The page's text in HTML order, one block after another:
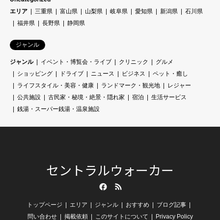
エリア
三重県 富山県 山梨県 岐阜県 愛知県 新潟県
石川県
福井県
長野県 静岡県
ジャンル
ジャンル イベント・博覧会・ライブ クリニック
グルメ
ショッピング
ドライブ ニュース ビジネス
ペット・癒し
ライフスタイル・美容・健康
ランドマーク・観光地
レジャー
公共施設
古民家・秘境・絶景・隠れ家 宿泊
生活サービス
銭湯・スーパー銭湯・温泉施設
セントラルウォーカー
トップページ エリア ジャンル おすすめ
ブログ記事
問い合わせ
掲載依頼 このサイトについて Privacy Policy